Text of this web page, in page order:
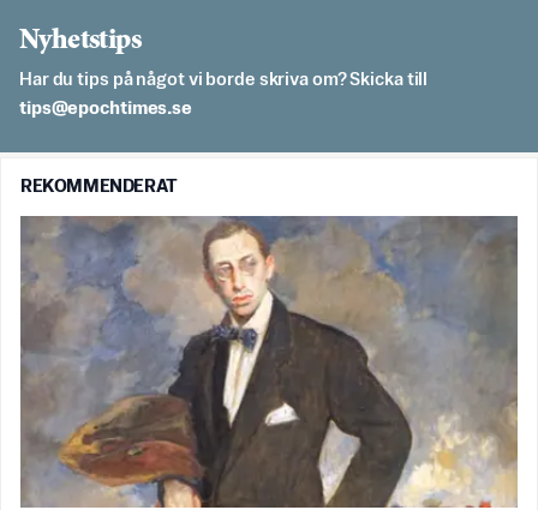
Nyhetstips
Har du tips på något vi borde skriva om? Skicka till
es.semithcope@spit
REKOMMENDERAT